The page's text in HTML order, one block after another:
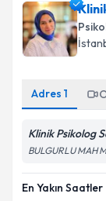
Adres 1
Klinik Psikolog
BULGURLU MAH
En Yakın Saatler